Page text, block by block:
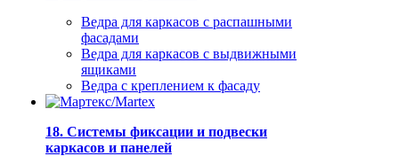
Ведра для каркасов с распашными
фасадами
Ведра для каркасов с выдвижными
ящиками
Ведра с креплением к фасаду
18. Системы фиксации и подвески
каркасов и панелей